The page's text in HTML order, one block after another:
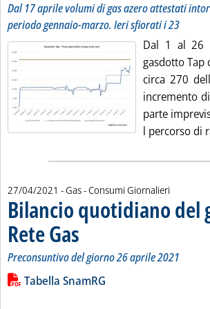
Dal 17 aprile volumi di gas azero attestati
periodo gennaio-marzo. Ieri sfiorati i 23
Dal 1 al 26
gasdotto
circa 270
incremento
parte
l percorso di
27/04/2021 - Gas - Consumi Giornalieri
Bilancio quotidiano del
Rete Gas . Sottotitolo: Preconsuntivo del giorno
. Pubblicata martedì 27 aprile 2021 alle
Preconsuntivo del giorno 26 aprile 2021
Leggi tutta la notizia: 'Bilancio
Lista allegati PDF alla notizia
Tabella SnamRG